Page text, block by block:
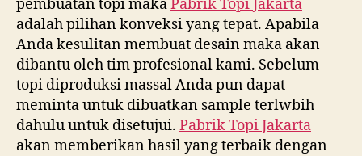
pembuatan topi makaPabrik Topi Jakarta
adalah pilihan konveksi yang tepat. Apabila
Anda kesulitan membuat desain maka akan
dibantu oleh tim profesional kami. Sebelum
topi diproduksi massal Anda pun dapat
meminta untuk dibuatkan sample terlwbih
dahulu untuk disetujui. Pabrik Topi Jakarta
akan memberikan hasil yang terbaik dengan